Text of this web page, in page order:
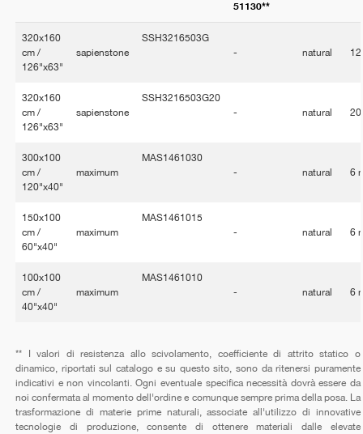
51130**
320x160
cm /
126"x63"
sapienstone
SSH3216503G
-
natural
320x160
cm /
126"x63"
sapienstone
SSH3216503G20
-
natural 20
300x100
cm /
120"x40"
maximum
MAS1461030
-
natural 6
150x100
cm /
60"x40"
maximum
MAS1461015
-
natural 6
100x100
cm /
40"x40"
maximum
MAS1461010
-
natural 6
** I valori di resistenza allo scivolamento, coefficiente di attrito statico o
dinamico, riportati sul catalogo e su questo sito, sono da ritenersi puramente
indicativi e non vincolanti. Ogni eventuale specifica necessità dovrà essere da
noi confermata al momento dell'ordine e comunque sempre prima della posa. La
trasformazione di materie prime naturali, associate all'utilizzo di innovative
tecnologie di produzione, consente di ottenere materiali dalle elevate